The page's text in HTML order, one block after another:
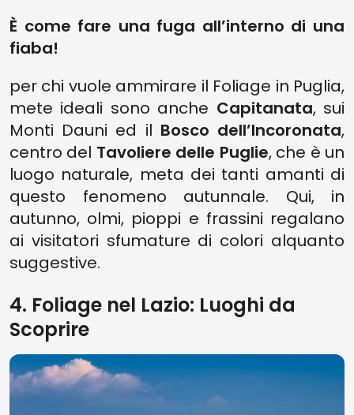
È come fare una fuga all’interno di una
fiaba!
per chi vuole ammirare il Foliage in Puglia,
mete ideali sono anche Capitanata, sui
Monti Dauni ed il Bosco dell’Incoronata,
centro del Tavoliere delle Puglie, che è un
luogo naturale, meta dei tanti amanti di
questo fenomeno autunnale. Qui, in
autunno, olmi, pioppi e frassini regalano
ai visitatori sfumature di colori alquanto
suggestive.
4. Foliage nel Lazio: Luoghi da
Scoprire